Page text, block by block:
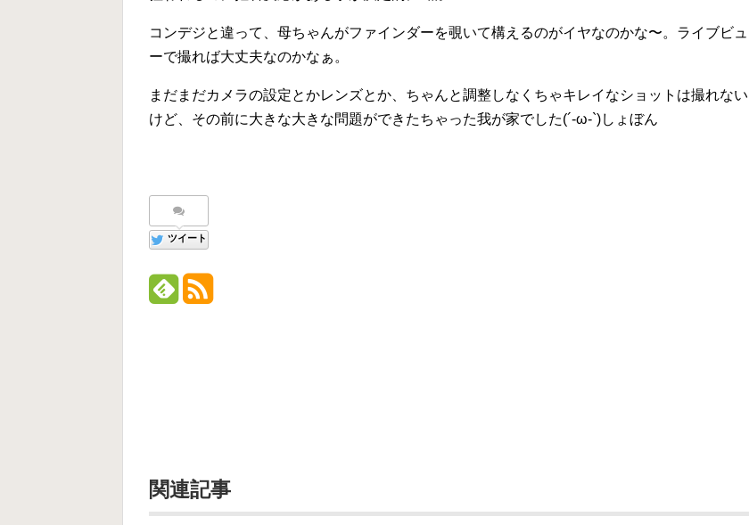
コンデジと違って、母ちゃんがファインダーを覗いて構えるのがイヤなのかな〜。ライブビュ
ーで撮れば大丈夫なのかなぁ。
まだまだカメラの設定とかレンズとか、ちゃんと調整しなくちゃキレイなショットは撮れない
けど、その前に大きな大きな問題ができたちゃった我が家でした(´-ω-`)しょぼん
ツイート
関連記事